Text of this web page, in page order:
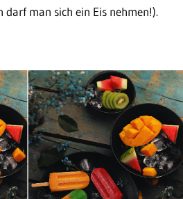
darf man sich ein Eis nehmen!).